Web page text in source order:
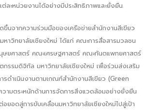
ต่ละหน่วยงานได้อย่างมีประสิทธิภาพและยั่งยืน
ขึ้นจากความร่วมมือของเครือข่ายสำนักงานสีเขียว
หาวิทยาลัยเชียงใหม่ ได้แก่ คณะการสื่อสารมวลชน
ยศาสตร์ คณะเศรษฐศาสตร์ คณะทันตแพทยศาสตร์
กรรมดิจิทัล มหาวิทยาลัยเชียงใหม่ เพื่อร่วมส่งเสริม
รดำเนินงานตามเกณฑ์สำนักงานสีเขียว (Green
ามตระหนักด้านการจัดการสิ่งแวดล้อมอย่างยั่งยืน
อดสู่การขับเคลื่อนมหาวิทยาลัยเชียงใหม่ไปสู่เป้า